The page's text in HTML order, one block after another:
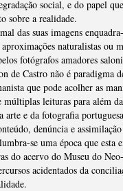
social, e do papel
sobre a realidade.
das suas imagens
aproximações naturalistas ou
fotógrafos amadores
de Castro não é paradigma
que pode acolher as
leituras para além
arte e da fotografia
denúncia e
se uma época que esta
do acervo do Museu do
acidentados da